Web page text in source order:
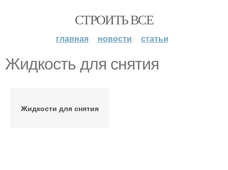
СТРОИТЬ ВСЕ
главная новости статьи
Жидкость для снятия
Жидкости для снятия